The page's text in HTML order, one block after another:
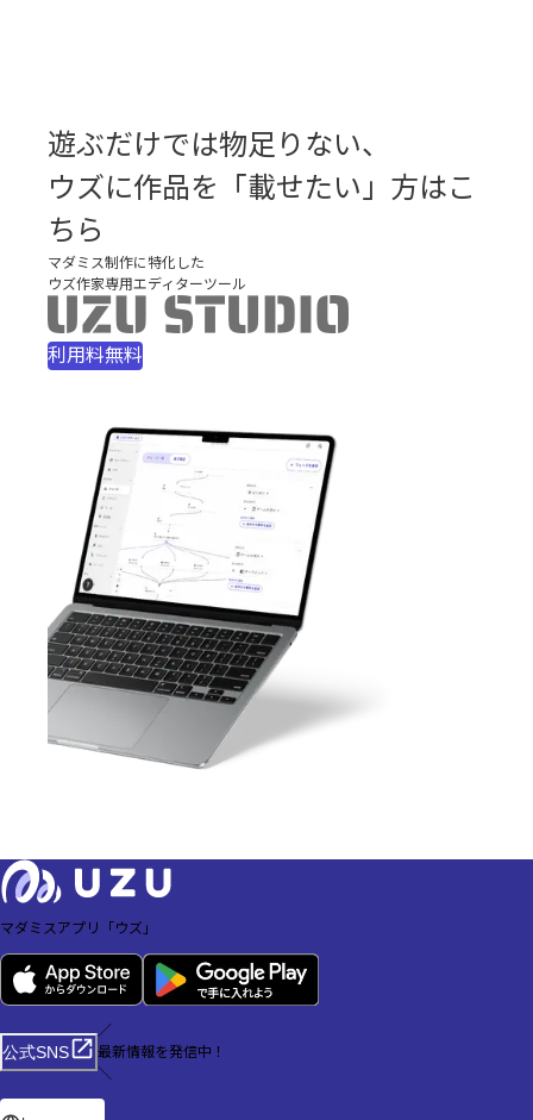
遊ぶだけでは物足りない、
ウズに作品を「載せたい」方はこ
ちら
マダミス制作に特化した
ウズ作家専用エディターツール
利用料無料
マダミスアプリ「ウズ」
公式SNS
／
最新情報を発信中！
＼